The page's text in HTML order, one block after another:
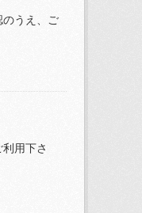
うえ、ご
用下さ